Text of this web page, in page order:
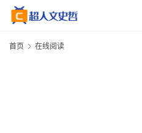
首页 在线阅读